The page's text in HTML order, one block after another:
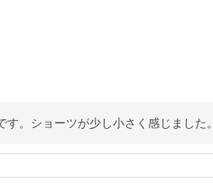
。ショーツが少し小さく感じました。